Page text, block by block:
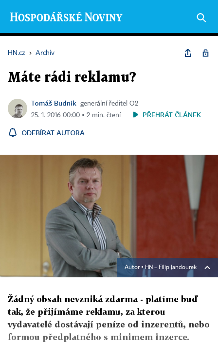
HN.cz › Archiv
Máte rádi reklamu?
Tomáš Budník
generální ředitel O2
25. 1. 2016 00:00 ▪ 2 min. čtení
PŘEHRÁT ČLÁNEK
ODEBÍRAT AUTORA
Autor ▪HN – Filip Jandourek
Žádný obsah nevzniká zdarma - platíme buď
tak, že přijímáme reklamu, za kterou
vydavatelé dostávají peníze od inzerentů, nebo
formou předplatného s minimem inzerce.